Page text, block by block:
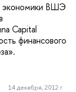
экономики ВШЭ
Capital
финансового
14 декабря, 2012 г.